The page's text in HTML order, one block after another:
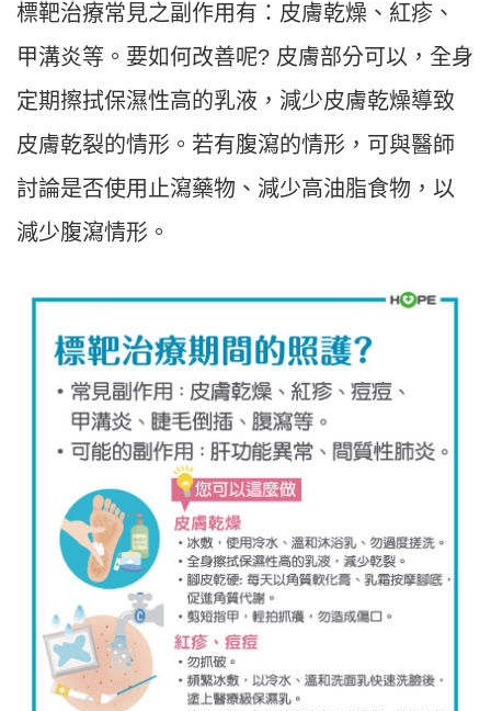
標靶治療常見之副作用有：皮膚乾燥、紅疹、
甲溝炎等。要如何改善呢? 皮膚部分可以，全身
定期擦拭保濕性高的乳液，減少皮膚乾燥導致
皮膚乾裂的情形。若有腹瀉的情形，可與醫師
討論是否使用止瀉藥物、減少高油脂食物，以
減少腹瀉情形。